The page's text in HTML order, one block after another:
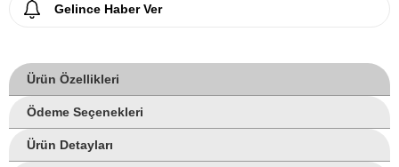
Gelince Haber Ver
Ürün Özellikleri
Ödeme Seçenekleri
Ürün Detayları